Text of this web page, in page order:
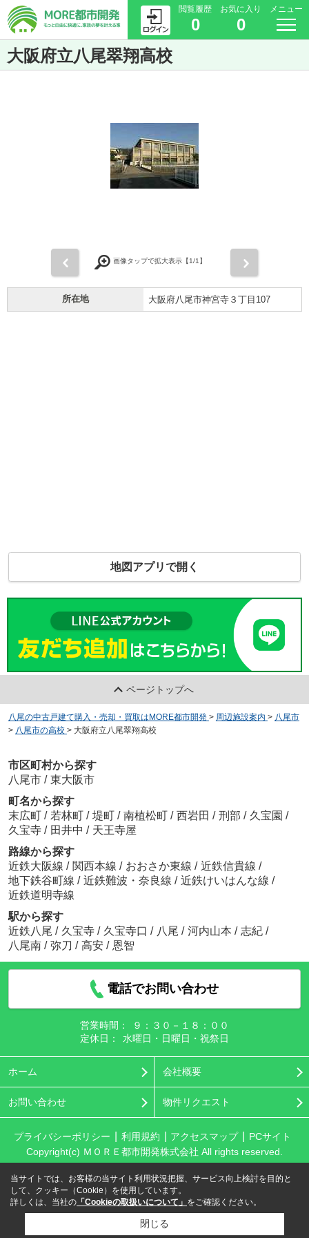
閲覧履歴
0
お気に入り
0
メニュー
大阪府立八尾翠翔高校
画像タップで拡大表示【1/1】
所在地 大阪府八尾市神宮寺３丁目107
地図アプリで開く
ページトップへ
八尾の中古戸建て購入・売却・買取はMORE都市開発 > 周辺施設案内 > 八尾市
> 八尾市の高校 > 大阪府立八尾翠翔高校
市区町村から探す
八尾市 / 東大阪市
町名から探す
末広町 / 若林町 / 堤町 / 南植松町 / 西岩田 / 刑部 / 久宝園 /
久宝寺 / 田井中 / 天王寺屋
路線から探す
近鉄大阪線 / 関西本線 / おおさか東線 / 近鉄信貴線 /
地下鉄谷町線 / 近鉄難波・奈良線 / 近鉄けいはんな線 /
近鉄道明寺線
駅から探す
近鉄八尾 / 久宝寺 / 久宝寺口 / 八尾 / 河内山本 / 志紀 /
八尾南 / 弥刀 / 高安 / 恩智
電話でお問い合わせ
営業時間：
９：３０－１８：００
定休日：
水曜日・日曜日・祝祭日
ホーム 会社概要
お問い合わせ 物件リクエスト
プライバシーポリシー 利用規約 アクセスマップ
PCサイト
Copyright(c) ＭＯＲＥ都市開発株式会社 All rights reserved.
当サイトでは、お客様の当サイト利用状況把握、サービス向上検討を目的と
して、クッキー（Cookie）を使用しています。
詳しくは、当社の 「Cookieの取扱いについて」 をご確認ください。
閉じる